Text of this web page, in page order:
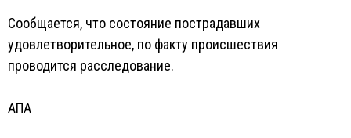
Сообщается, что состояние пострадавших
удовлетворительное, по факту происшествия
проводится расследование.
АПА